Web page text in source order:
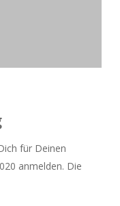
für Deinen
anmelden. Die